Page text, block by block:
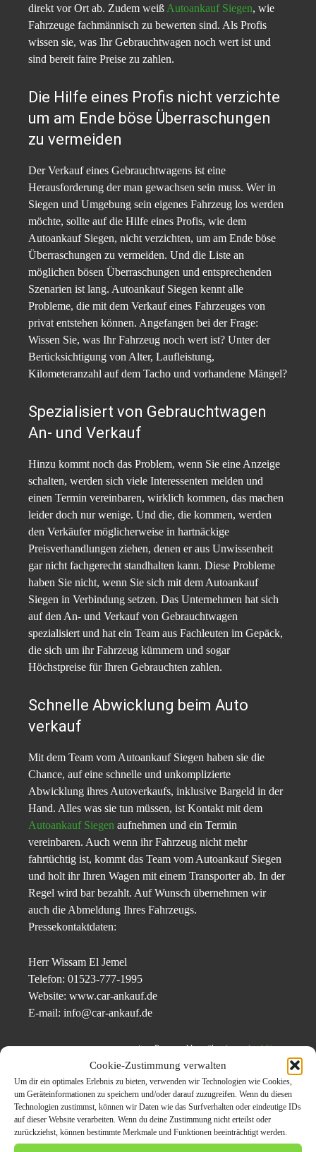
Cookie-Zustimmung verwalten
Um dir ein optimales Erlebnis zu bieten, verwenden wir Technologien wie Cookies,
um Geräteinformationen zu speichern und/oder darauf zuzugreifen. Wenn du diesen
Technologien zustimmst, können wir Daten wie das Surfverhalten oder eindeutige IDs
auf dieser Website verarbeiten. Wenn du deine Zustimmung nicht erteilst oder
zurückziehst, können bestimmte Merkmale und Funktionen beeinträchtigt werden.
direkt vor Ort ab. Zudem weiß Autoankauf Siegen, wie
Fahrzeuge fachmännisch zu bewerten sind. Als Profis
wissen sie, was Ihr Gebrauchtwagen noch wert ist und
sind bereit faire Preise zu zahlen.
Die Hilfe eines Profis nicht verzichte
um am Ende böse Überraschungen
zu vermeiden
Der Verkauf eines Gebrauchtwagens ist eine
Herausforderung der man gewachsen sein muss. Wer in
Siegen und Umgebung sein eigenes Fahrzeug los werden
möchte, sollte auf die Hilfe eines Profis, wie dem
Autoankauf Siegen, nicht verzichten, um am Ende böse
Überraschungen zu vermeiden. Und die Liste an
möglichen bösen Überraschungen und entsprechenden
Szenarien ist lang. Autoankauf Siegen kennt alle
Probleme, die mit dem Verkauf eines Fahrzeuges von
privat entstehen können. Angefangen bei der Frage:
Wissen Sie, was Ihr Fahrzeug noch wert ist? Unter der
Berücksichtigung von Alter, Laufleistung,
Kilometeranzahl auf dem Tacho und vorhandene Mängel?
Spezialisiert von Gebrauchtwagen
An- und Verkauf
Hinzu kommt noch das Problem, wenn Sie eine Anzeige
schalten, werden sich viele Interessenten melden und
einen Termin vereinbaren, wirklich kommen, das machen
leider doch nur wenige. Und die, die kommen, werden
den Verkäufer möglicherweise in hartnäckige
Preisverhandlungen ziehen, denen er aus Unwissenheit
gar nicht fachgerecht standhalten kann. Diese Probleme
haben Sie nicht, wenn Sie sich mit dem Autoankauf
Siegen in Verbindung setzen. Das Unternehmen hat sich
auf den An- und Verkauf von Gebrauchtwagen
spezialisiert und hat ein Team aus Fachleuten im Gepäck,
die sich um ihr Fahrzeug kümmern und sogar
Höchstpreise für Ihren Gebrauchten zahlen.
Schnelle Abwicklung beim Auto
verkauf
Mit dem Team vom Autoankauf Siegen haben sie die
Chance, auf eine schnelle und unkomplizierte
Abwicklung ihres Autoverkaufs, inklusive Bargeld in der
Hand. Alles was sie tun müssen, ist Kontakt mit dem
Autoankauf Siegen aufnehmen und ein Termin
vereinbaren. Auch wenn ihr Fahrzeug nicht mehr
fahrtüchtig ist, kommt das Team vom Autoankauf Siegen
und holt ihr Ihren Wagen mit einem Transporter ab. In der
Regel wird bar bezahlt. Auf Wunsch übernehmen wir
auch die Abmeldung Ihres Fahrzeugs.
Pressekontaktdaten:
Herr Wissam El Jemel
Telefon: 01523-777-1995
Website: www.car-ankauf.de
E-mail: info@car-ankauf.de
weitere Pressemeldung überAutoankauf Siegen
Der BeitragAutoankauf Siegen und der Fahrzeughandel
mit Bestpreiseerschien zuerst aufPresseverteiler CarPr.de